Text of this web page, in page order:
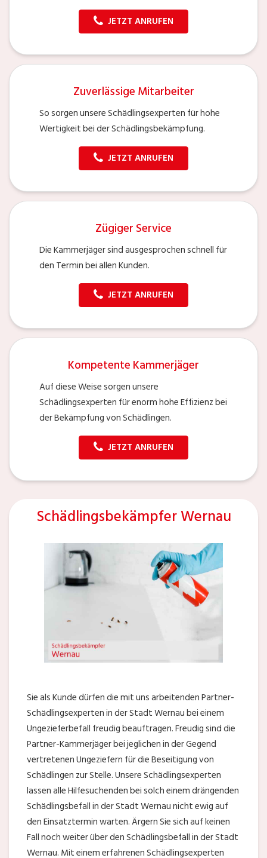
JETZT ANRUFEN
Zuverlässige Mitarbeiter
So sorgen unsere Schädlingsexperten für hohe
Wertigkeit bei der Schädlingsbekämpfung.
JETZT ANRUFEN
Zügiger Service
Die Kammerjäger sind ausgesprochen schnell für
den Termin bei allen Kunden.
JETZT ANRUFEN
Kompetente Kammerjäger
Auf diese Weise sorgen unsere
Schädlingsexperten für enorm hohe Effizienz bei
der Bekämpfung von Schädlingen.
JETZT ANRUFEN
Schädlingsbekämpfer Wernau
Sie als Kunde dürfen die mit uns arbeitenden Partner-
Schädlingsexperten in der Stadt Wernau bei einem
Ungezieferbefall freudig beauftragen. Freudig sind die
Partner-Kammerjäger bei jeglichen in der Gegend
vertretenen Ungeziefern für die Beseitigung von
Schädlingen zur Stelle. Unsere Schädlingsexperten
lassen alle Hilfesuchenden bei solch einem drängenden
Schädlingsbefall in der Stadt Wernau nicht ewig auf
den Einsatztermin warten. Ärgern Sie sich auf keinen
Fall noch weiter über den Schädlingsbefall in der Stadt
Wernau. Mit einem erfahrenen Schädlingsexperten